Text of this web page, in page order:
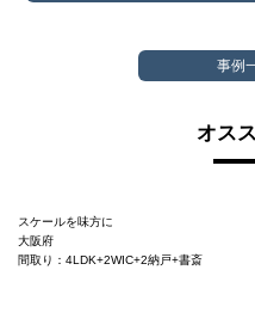
事例
オス
スケールを味方に
大阪府
間取り：4LDK+2WIC+2納戸+書斎